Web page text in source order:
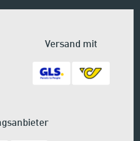
Versand mit